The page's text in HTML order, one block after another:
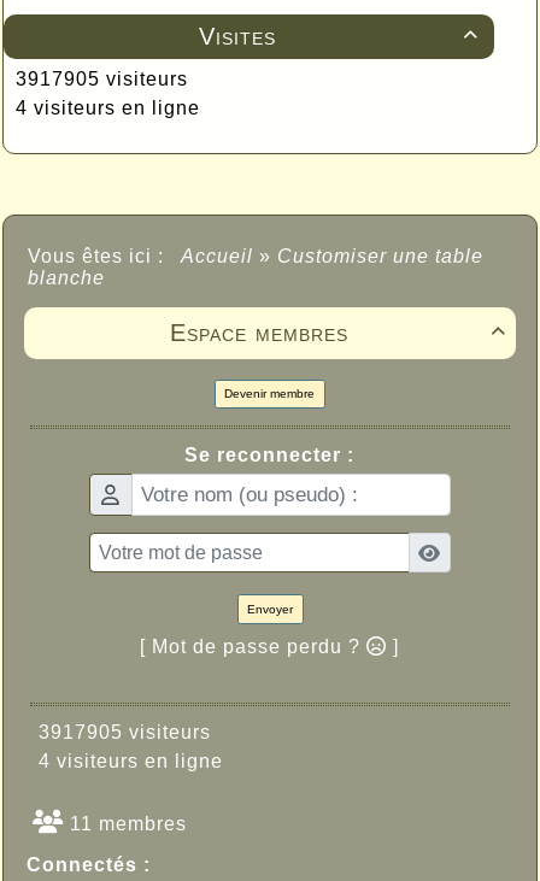

Visites
3917905 visiteurs
4 visiteurs en ligne
Vous êtes ici : Accueil » Customiser une table
blanche

Espace membres
Devenir membre
Se reconnecter :
Envoyer
[ Mot de passe perdu ? ]
3917905 visiteurs
4 visiteurs en ligne
11 membres
Connectés :